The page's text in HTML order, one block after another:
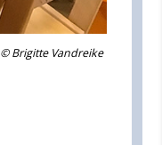
© Brigitte Vandreike